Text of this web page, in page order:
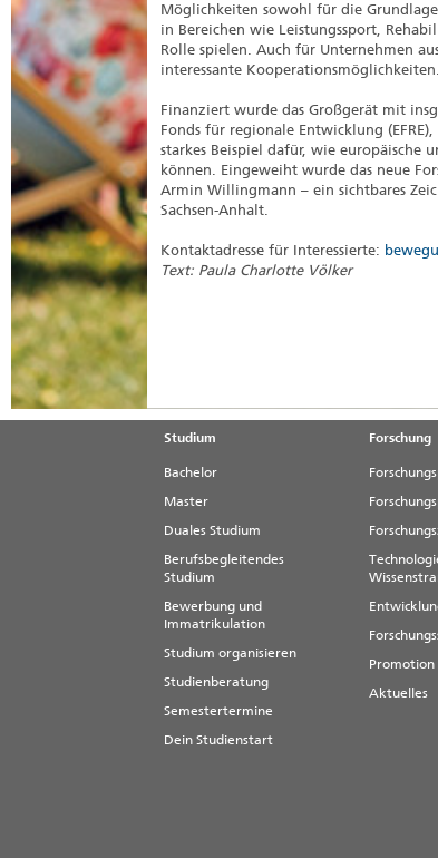
Möglichkeiten sowohl für die
in Bereichen wie Leistungssport,
Rolle spielen. Auch für Unternehmen
interessante Kooperationsmöglichkeiten.
Finanziert wurde das Großgerät mit
Fonds für regionale Entwicklung
starkes Beispiel dafür, wie europäische
können. Eingeweiht wurde das neue
Armin Willingmann – ein sichtbares
Sachsen-Anhalt.
Kontaktadresse für Interessierte:
Text: Paula Charlotte Völker
Studium
Bachelor
Master
Duales Studium
Berufsbegleitendes
Studium
Bewerbung und
Immatrikulation
Studium organisieren
Studienberatung
Semestertermine
Dein Studienstart
Forschung
Promotion
Aktuelles